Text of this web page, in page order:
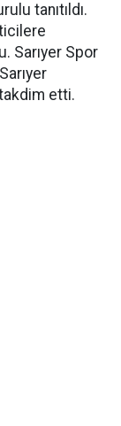
tanıtıldı.
Sarıyer Spor
etti.